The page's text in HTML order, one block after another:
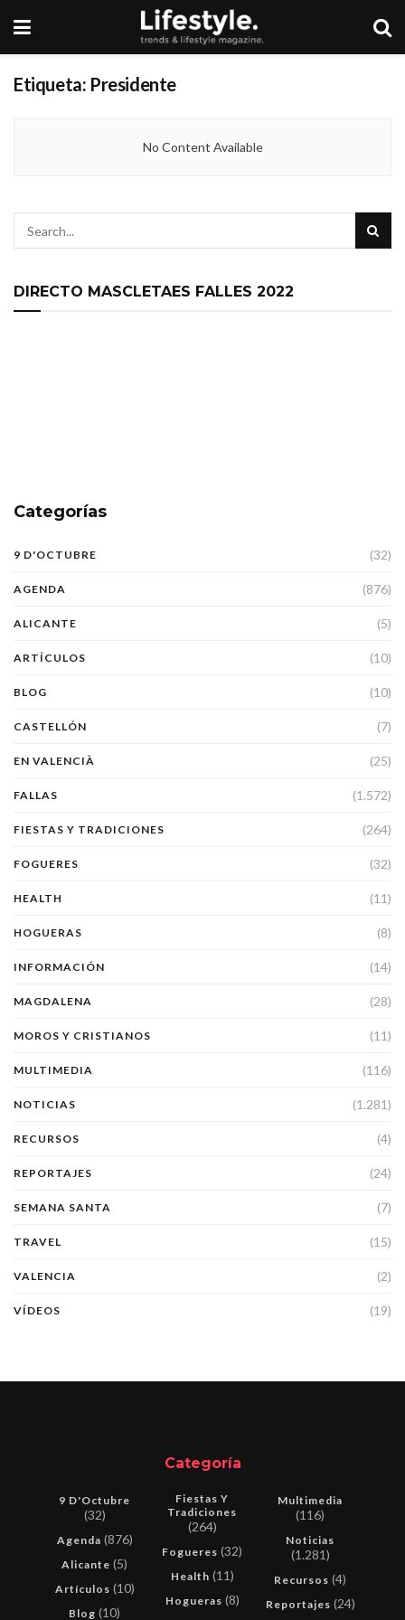
Etiqueta: Presidente
No Content Available
DIRECTO MASCLETAES FALLES 2022
Categorías
9 D'OCTUBRE (32)
AGENDA (876)
ALICANTE (5)
ARTÍCULOS (10)
BLOG (10)
CASTELLÓN (7)
EN VALENCIÀ (25)
FALLAS (1.572)
FIESTAS Y TRADICIONES (264)
FOGUERES (32)
HEALTH (11)
HOGUERAS (8)
INFORMACIÓN (14)
MAGDALENA (28)
MOROS Y CRISTIANOS (11)
MULTIMEDIA (116)
NOTICIAS (1.281)
RECURSOS (4)
REPORTAJES (24)
SEMANA SANTA (7)
TRAVEL (15)
VALENCIA (2)
VÍDEOS (19)
Categoría
9 D'Octubre
(32)
Agenda (876)
Alicante (5)
Artículos (10)
Blog (10)
Fiestas Y
Tradiciones
(264)
Fogueres (32)
Health (11)
Hogueras (8)
Multimedia
(116)
Noticias
(1.281)
Recursos (4)
Reportajes (24)